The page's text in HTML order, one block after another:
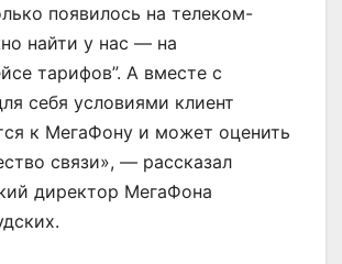
появилось на телеком-
найти у нас — на
тарифов”. А вместе с
себя условиями клиент
к МегаФону и может оценить
связи», — рассказал
директор МегаФона